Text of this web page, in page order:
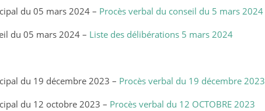
du 05 mars 2024 – Procès verbal du conseil du 5 mars 2024
du 05 mars 2024 – Liste des délibérations 5 mars 2024
du 19 décembre 2023 – Procès verbal du 19 décembre 2023
du 12 octobre 2023 – Procès verbal du 12 OCTOBRE 2023